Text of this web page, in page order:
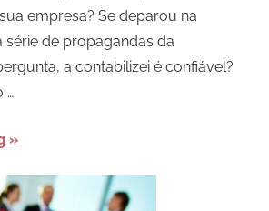
empresa? Se deparou na
série de propagandas da
a contabilizei é confiável?
…